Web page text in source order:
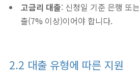
고금리 대출: 신청일 기준 은행 또
출(7% 이상)이어야 합니다.
2.2 대출 유형에 따른 지원